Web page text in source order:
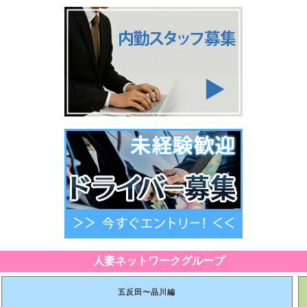
人妻ネットワークグループ
五反田〜品川編